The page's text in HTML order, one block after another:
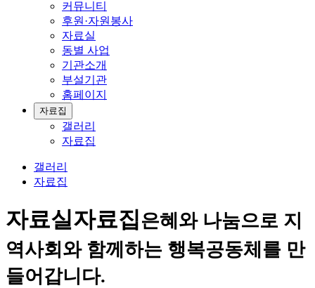
커뮤니티
후원·자원봉사
자료실
동별 사업
기관소개
부설기관
홈페이지
자료집
갤러리
자료집
갤러리
자료집
자료실자료집은혜와 나눔으로 지
역사회와 함께하는 행복공동체를 만
들어갑니다.